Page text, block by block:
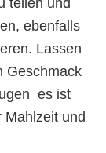
ebenfalls
Lassen
Geschmack
 es ist
Mahlzeit und